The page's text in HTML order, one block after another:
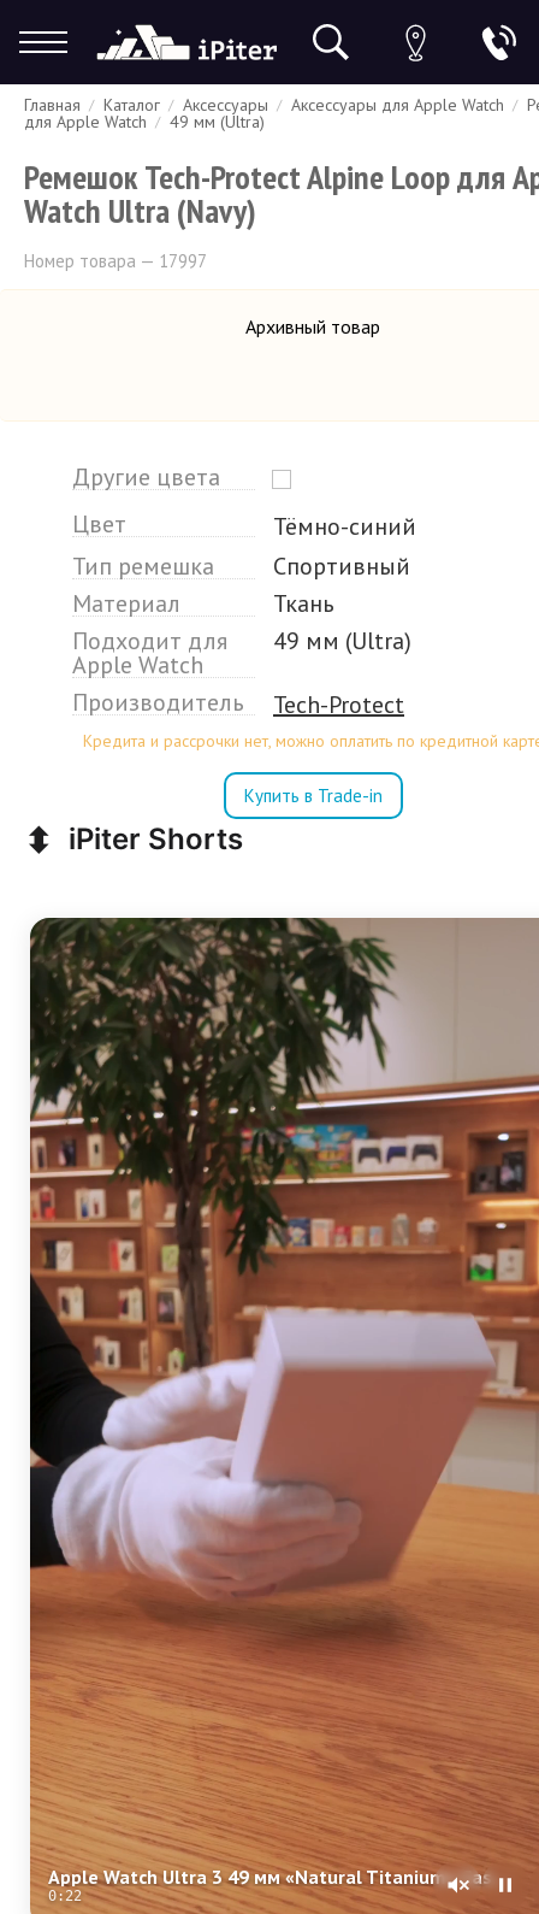
Гарантия Доставка и оплата Спецпредложения Скидки
Главная Каталог Аксессуары Аксессуары для Apple Watch
для Apple Watch 49 мм (Ultra)
Ремешок Tech-Protect Alpine Loop для
Watch Ultra (Navy)
Номер товара — 17997
Архивный товар
Другие цвета
Цвет
Тёмно-синий
Тип ремешка
Спортивный
Материал
Ткань
Подходит для
Apple Watch
49 мм (Ultra)
Производитель
Tech-Protect
Кредита и рассрочки нет, можно оплатить по кредитной
Купить в Trade-in
⬍ iPiter Shorts
Apple Watch Ultra 3 49 мм «Natural Titanium» Case with Anchor Blue Ocean Band One Size
0:21